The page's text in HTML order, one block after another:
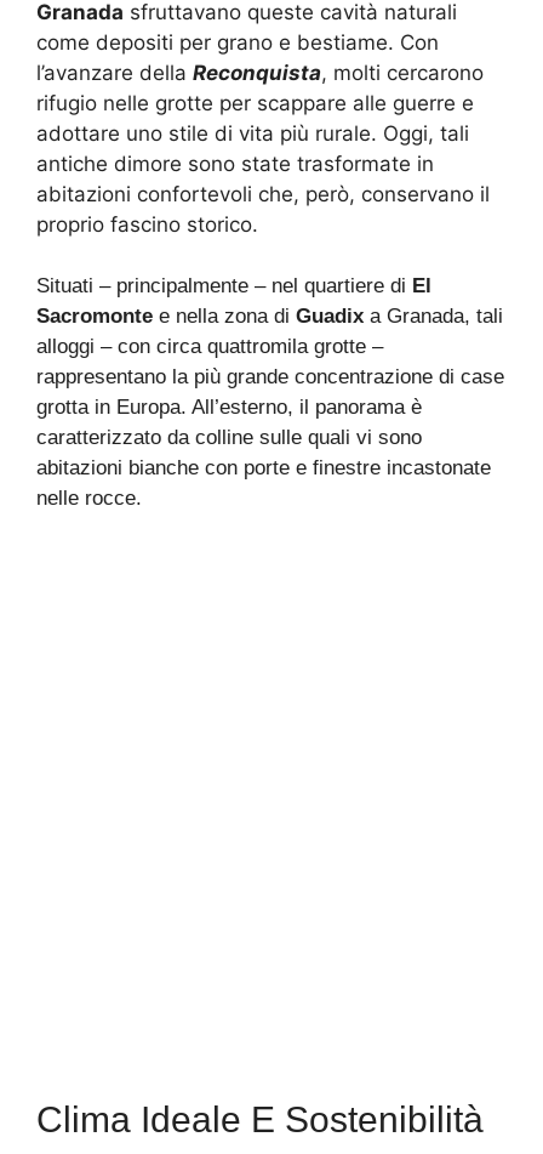
Granada sfruttavano queste cavità naturali
come depositi per grano e bestiame. Con
l’avanzare della Reconquista, molti cercarono
rifugio nelle grotte per scappare alle guerre e
adottare uno stile di vita più rurale. Oggi, tali
antiche dimore sono state trasformate in
abitazioni confortevoli che, però, conservano il
proprio fascino storico.
Situati – principalmente – nel quartiere di El
Sacromonte e nella zona di Guadix a Granada, tali
alloggi – con circa quattromila grotte –
rappresentano la più grande concentrazione di case
grotta in Europa. All’esterno, il panorama è
caratterizzato da colline sulle quali vi sono
abitazioni bianche con porte e finestre incastonate
nelle rocce.
Clima Ideale E Sostenibilità